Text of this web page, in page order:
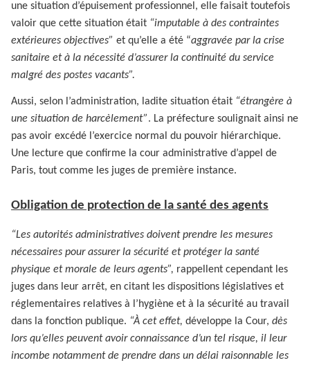
une situation d’épuisement professionnel, elle faisait toutefois
valoir que cette situation était “imputable à des contraintes
extérieures objectives” et qu’elle a été “aggravée par la crise
sanitaire et à la nécessité d’assurer la continuité du service
malgré des postes vacants”.
Aussi, selon l’administration, ladite situation était “étrangère à
une situation de harcèlement”. La préfecture soulignait ainsi ne
pas avoir excédé l’exercice normal du pouvoir hiérarchique.
Une lecture que confirme la cour administrative d’appel de
Paris, tout comme les juges de première instance.
Obligation de protection de la santé des agents
“Les autorités administratives doivent prendre les mesures
nécessaires pour assurer la sécurité et protéger la santé
physique et morale de leurs agents”, rappellent cependant les
juges dans leur arrêt, en citant les dispositions législatives et
réglementaires relatives à l’hygiène et à la sécurité au travail
dans la fonction publique. “À cet effet, développe la Cour, dès
lors qu’elles peuvent avoir connaissance d’un tel risque, il leur
incombe notamment de prendre dans un délai raisonnable les